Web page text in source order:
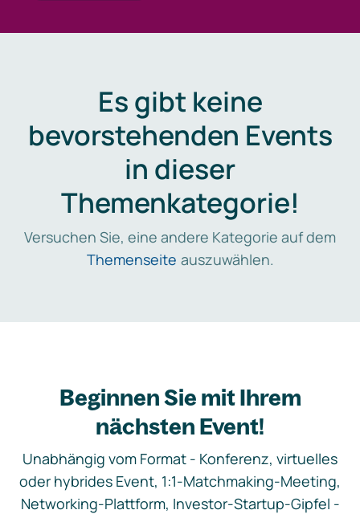
Es gibt keine
bevorstehenden Events
in dieser
Themenkategorie!
Versuchen Sie, eine andere Kategorie auf dem
Themenseite auszuwählen.
Beginnen Sie mit Ihrem
nächsten Event!
Unabhängig vom Format - Konferenz, virtuelles
oder hybrides Event, 1:1-Matchmaking-Meeting,
Networking-Plattform, Investor-Startup-Gipfel -